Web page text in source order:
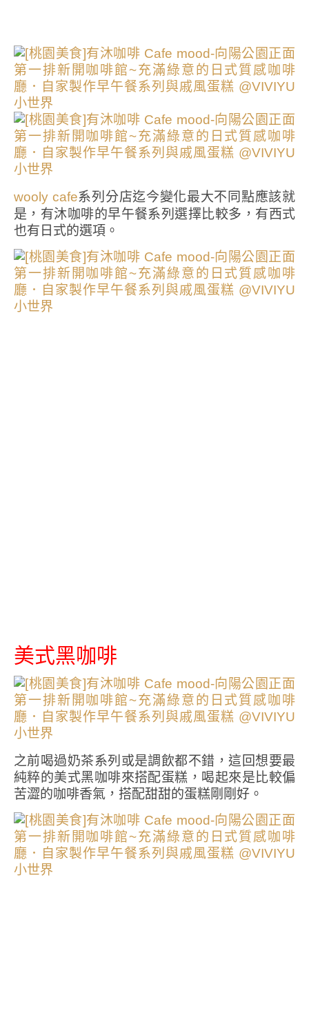
wooly cafe系列分店迄今變化最大不同點應該就
是，有沐咖啡的早午餐系列選擇比較多，有西式
也有日式的選項。
美式黑咖啡
之前喝過奶茶系列或是調飲都不錯，這回想要最
純粹的美式黑咖啡來搭配蛋糕，喝起來是比較偏
苦澀的咖啡香氣，搭配甜甜的蛋糕剛剛好。